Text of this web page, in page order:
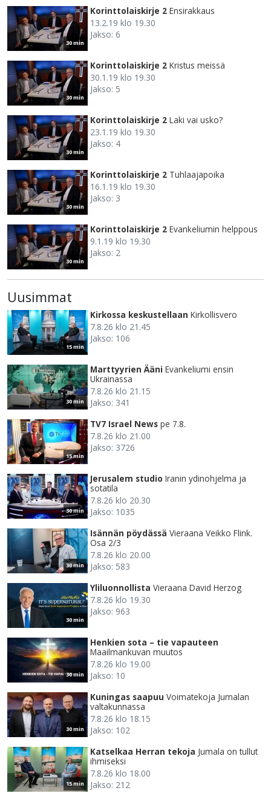
30 min
Korinttolaiskirje 2 Ensirakkaus
13.2.19 klo 19.30
Jakso: 6
30 min
Korinttolaiskirje 2 Kristus meissä
30.1.19 klo 19.30
Jakso: 5
30 min
Korinttolaiskirje 2 Laki vai usko?
23.1.19 klo 19.30
Jakso: 4
30 min
Korinttolaiskirje 2 Tuhlaajapoika
16.1.19 klo 19.30
Jakso: 3
30 min
Korinttolaiskirje 2 Evankeliumin helppous
9.1.19 klo 19.30
Jakso: 2
Uusimmat
15 min
Kirkossa keskustellaan Kirkollisvero
7.8.26 klo 21.45
Jakso: 106
30 min
Marttyyrien Ääni Evankeliumi ensin
Ukrainassa
7.8.26 klo 21.15
Jakso: 341
15 min
TV7 Israel News pe 7.8.
7.8.26 klo 21.00
Jakso: 3726
30 min
Jerusalem studio Iranin ydinohjelma ja
sotatila
7.8.26 klo 20.30
Jakso: 1035
30 min
Isännän pöydässä Vieraana Veikko Flink.
Osa 2/3
7.8.26 klo 20.00
Jakso: 583
30 min
Yliluonnollista Vieraana David Herzog
7.8.26 klo 19.30
Jakso: 963
30 min
Henkien sota – tie vapauteen
Maailmankuvan muutos
7.8.26 klo 19.00
Jakso: 10
30 min
Kuningas saapuu Voimatekoja Jumalan
valtakunnassa
7.8.26 klo 18.15
Jakso: 102
15 min
Katselkaa Herran tekoja Jumala on tullut
ihmiseksi
7.8.26 klo 18.00
Jakso: 212